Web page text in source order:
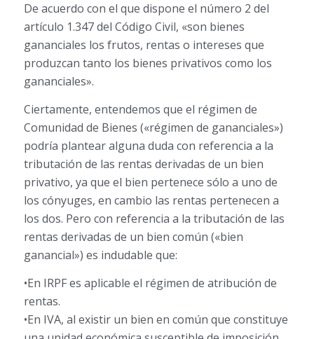
De acuerdo con el que dispone el número 2 del
artículo 1.347 del Código Civil, «son bienes
gananciales los frutos, rentas o intereses que
produzcan tanto los bienes privativos como los
gananciales».
Ciertamente, entendemos que el régimen de
Comunidad de Bienes («régimen de gananciales»)
podría plantear alguna duda con referencia a la
tributación de las rentas derivadas de un bien
privativo, ya que el bien pertenece sólo a uno de
los cónyuges, en cambio las rentas pertenecen a
los dos. Pero con referencia a la tributación de las
rentas derivadas de un bien común («bien
ganancial») es indudable que:
•En IRPF es aplicable el régimen de atribución de
rentas.
•En IVA, al existir un bien en común que constituye